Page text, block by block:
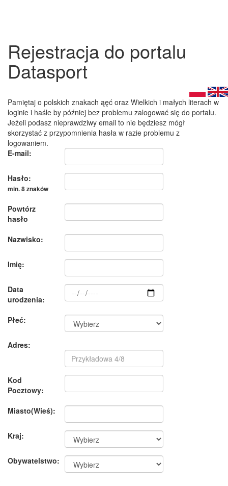
Rejestracja do portalu
Datasport
Pamiętaj o polskich znakach ąęć oraz Wielkich i małych literach w
loginie i haśle by później bez problemu zalogować się do portalu.
Jeżeli podasz nieprawdziwy email to nie będziesz mógł
skorzystać z przypomnienia hasła w razie problemu z
logowaniem.
E-mail:
Hasło:
min. 8 znaków
Powtórz
hasło
Nazwisko:
Imię:
Data
urodzenia:
Płeć:
Adres:
Kod
Pocztowy:
Miasto(Wieś):
Kraj:
Obywatelstwo: